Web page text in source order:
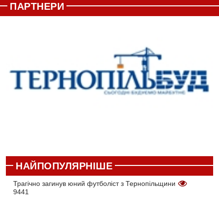
ПАРТНЕРИ
НАЙПОПУЛЯРНІШЕ
Трагічно загинув юний футболіст з Тернопільщини
9441